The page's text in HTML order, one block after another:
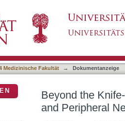
Medizinische Fakultät → Dokumentanzeige
Beyond the
and Peripheral